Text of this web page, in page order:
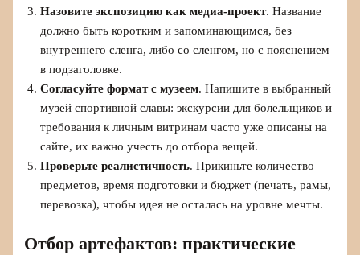
Назовите экспозицию как медиа-проект. Название
должно быть коротким и запоминающимся, без
внутреннего сленга, либо со сленгом, но с пояснением
в подзаголовке.
Согласуйте формат с музеем. Напишите в выбранный
музей спортивной славы: экскурсии для болельщиков и
требования к личным витринам часто уже описаны на
сайте, их важно учесть до отбора вещей.
Проверьте реалистичность. Прикиньте количество
предметов, время подготовки и бюджет (печать, рамы,
перевозка), чтобы идея не осталась на уровне мечты.
Отбор артефактов: практические